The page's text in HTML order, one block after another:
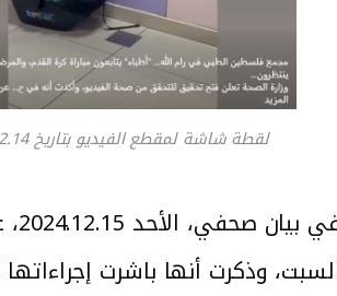
لقطة شاشة لمقطع الفيديو بتاريخ 2024.12.14
وذكرت أنها باشرت